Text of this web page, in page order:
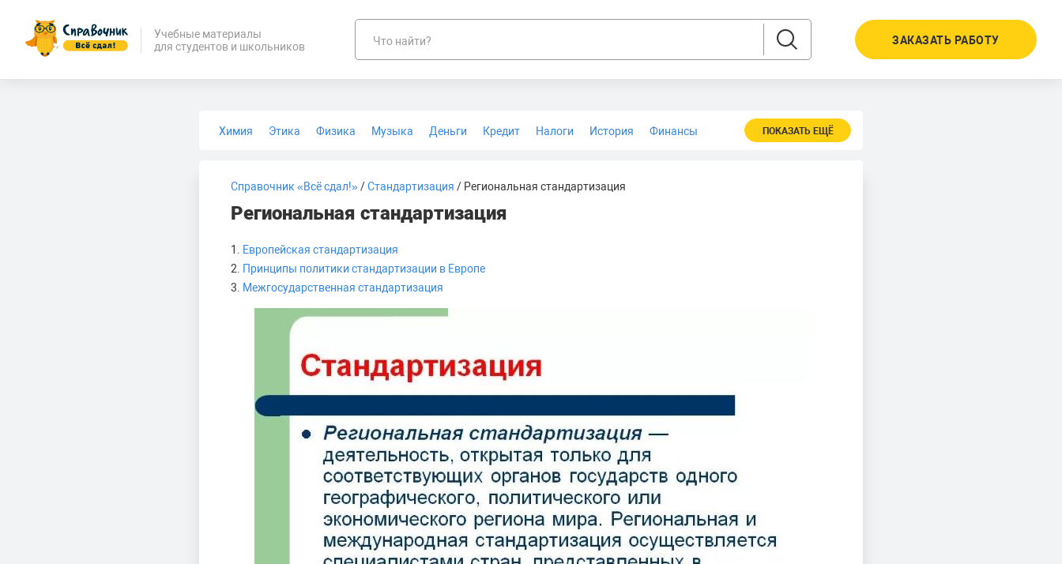
Учебные материалы
для студентов и школьников
Что найти? ЗАКАЗАТЬ РАБОТУ
Химия Этика Физика Музыка Деньги Кредит Налоги История
Финансы
ПОКАЗАТЬ ЕЩЁ
Справочник «Всё сдал!»/Стандартизация / Региональная стандартизация
Региональная стандартизация
1.
Европейская стандартизация
2.
Принципы политики стандартизации в Европе
3.
Межгосударственная стандартизация